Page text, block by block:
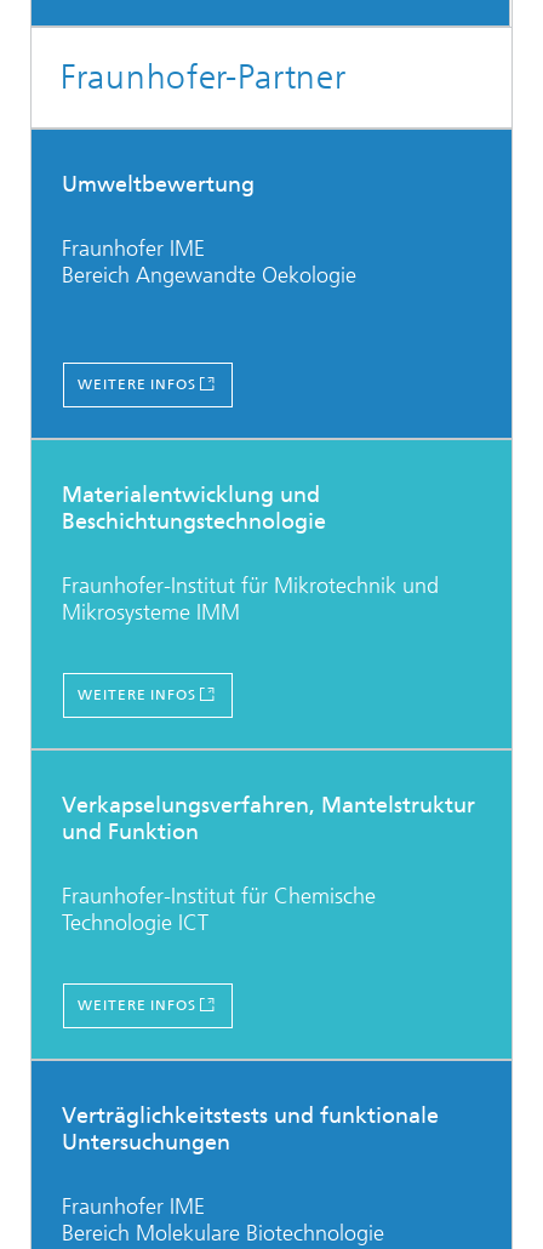
Fraunhofer-Partner
Umweltbewertung
Fraunhofer IME
Bereich Angewandte Oekologie
WEITERE INFOS
Materialentwicklung und
Beschichtungstechnologie
Fraunhofer-Institut für Mikrotechnik und
Mikrosysteme IMM
WEITERE INFOS
Verkapselungsverfahren, Mantelstruktur
und Funktion
Fraunhofer-Institut für Chemische
Technologie ICT
WEITERE INFOS
Verträglichkeitstests und funktionale
Untersuchungen
Fraunhofer IME
Bereich Molekulare Biotechnologie